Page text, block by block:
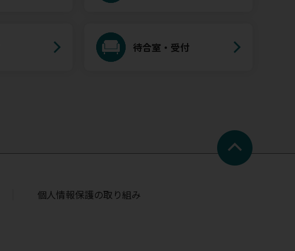
待合室・受付
個人情報保護の取り組み